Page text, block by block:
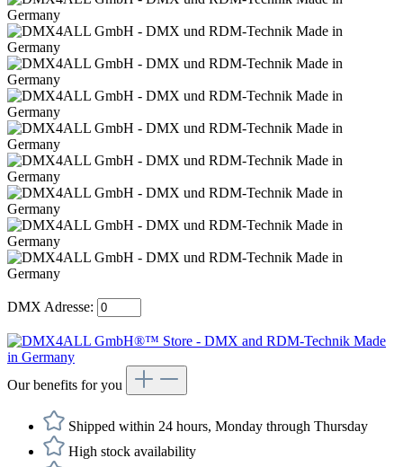
DMX Adresse:
Our benefits for you
Shipped within 24 hours, Monday through Thursday
High stock availability